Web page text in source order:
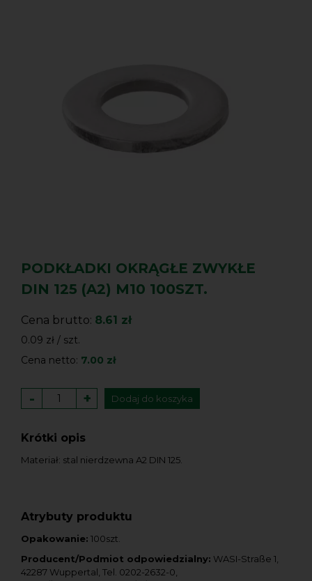
PODKŁADKI OKRĄGŁE ZWYKŁE
DIN 125 (A2) M10 100SZT.
Cena brutto: 8.61 zł
0.09 zł / szt.
Cena netto: 7.00 zł
- + Dodaj do koszyka
Krótki opis
Materiał: stal nierdzewna A2 DIN 125.
Atrybuty produktu
Opakowanie: 100szt.
Producent/Podmiot odpowiedzialny: WASI-Straße 1,
42287 Wuppertal, Tel. 0202-2632-0,